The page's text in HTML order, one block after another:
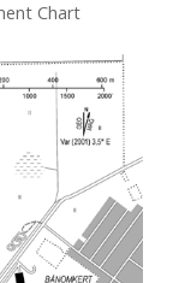
Chart